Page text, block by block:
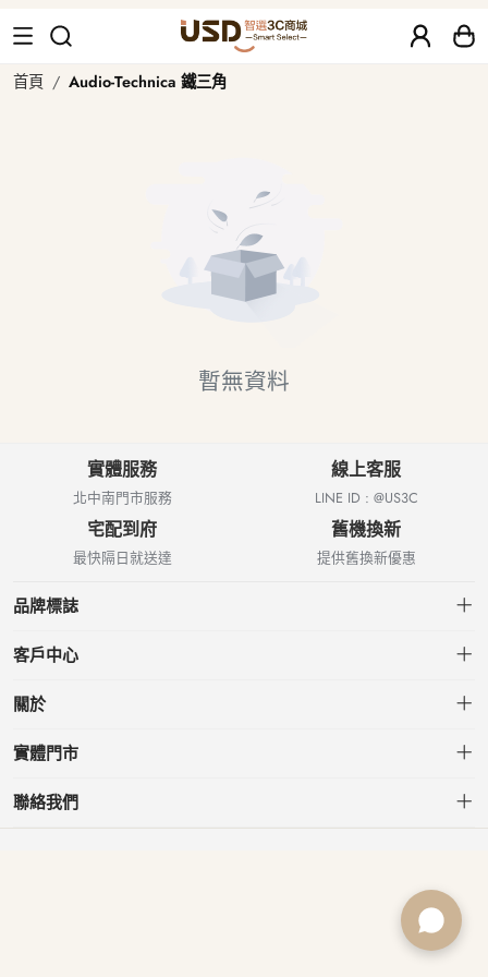
Audio-Technica 鐵三角 二手、福利
首頁 Audio-Technica 鐵三角
暫無資料
實體服務
北中南門市服務
線上客服
LINE ID : @US3C
宅配到府
最快隔日就送達
舊機換新
提供舊換新優惠
品牌標誌
客戶中心
會員中心
關於
關於US3C
實體門市
台北小南門店
台北南港店
聯絡我們